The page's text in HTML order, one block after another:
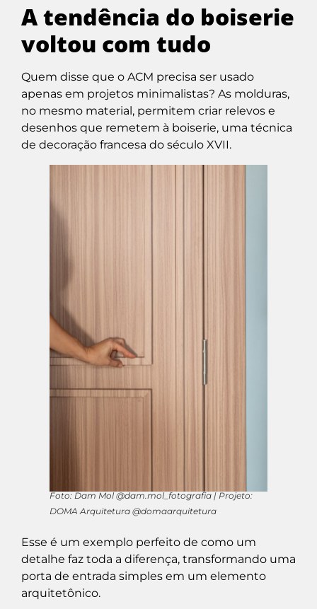
A tendência do boiserie
voltou com tudo
Quem disse que o ACM precisa ser usado
apenas em projetos minimalistas? As molduras,
no mesmo material, permitem criar relevos e
desenhos que remetem à boiserie, uma técnica
de decoração francesa do século XVII.
Foto: Dam Mol @dam.mol_fotografia | Projeto:
DOMA Arquitetura @domaarquitetura
Esse é um exemplo perfeito de como um
detalhe faz toda a diferença, transformando uma
porta de entrada simples em um elemento
arquitetônico.